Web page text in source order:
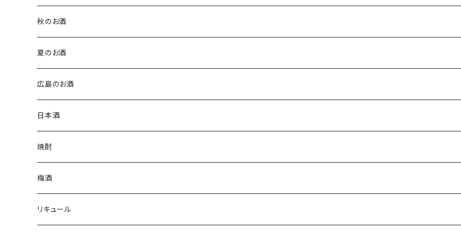
秋のお酒
夏のお酒
広島のお酒
日本酒
焼酎
梅酒
リキュール